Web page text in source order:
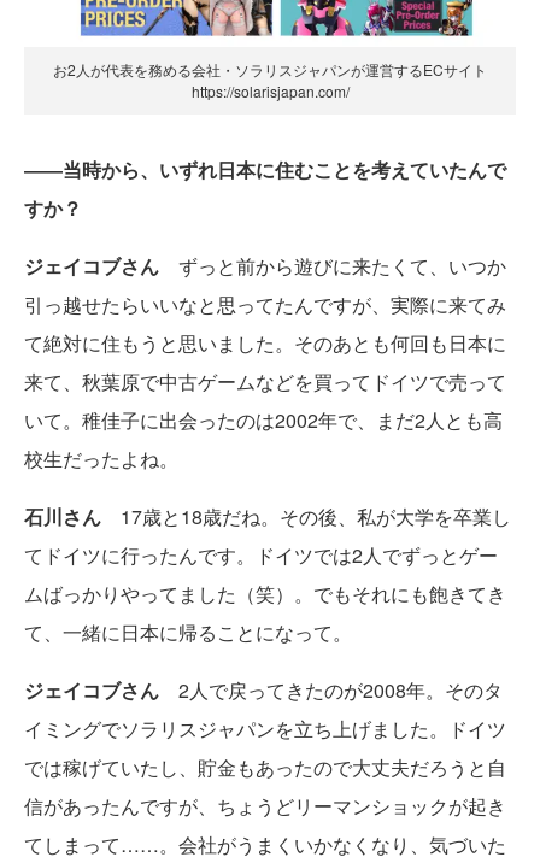
お2人が代表を務める会社・ソラリスジャパンが運営するECサイト
https://solarisjapan.com/
――当時から、いずれ日本に住むことを考えていたんで
すか？
ジェイコブさん ずっと前から遊びに来たくて、いつか
引っ越せたらいいなと思ってたんですが、実際に来てみ
て絶対に住もうと思いました。そのあとも何回も日本に
来て、秋葉原で中古ゲームなどを買ってドイツで売って
いて。稚佳子に出会ったのは2002年で、まだ2人とも高
校生だったよね。
石川さん 17歳と18歳だね。その後、私が大学を卒業し
てドイツに行ったんです。ドイツでは2人でずっとゲー
ムばっかりやってました（笑）。でもそれにも飽きてき
て、一緒に日本に帰ることになって。
ジェイコブさん 2人で戻ってきたのが2008年。そのタ
イミングでソラリスジャパンを立ち上げました。ドイツ
では稼げていたし、貯金もあったので大丈夫だろうと自
信があったんですが、ちょうどリーマンショックが起き
てしまって……。会社がうまくいかなくなり、気づいた